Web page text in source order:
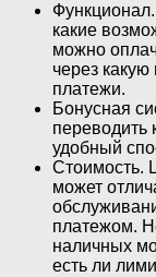
какие
можно
через
платежи.
Бонусная
переводить
удобный
Стоимость.
может
платежом.
наличных
есть ли